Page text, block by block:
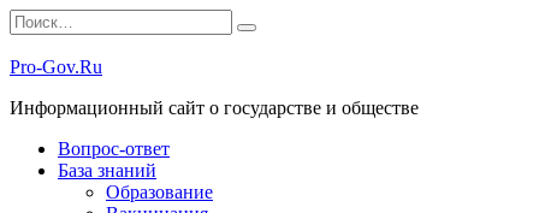
Перейти
к
содержанию
Search
for:
Pro-Gov.Ru
Информационный сайт о государстве и обществе
Вопрос-ответ
База знаний
Образование